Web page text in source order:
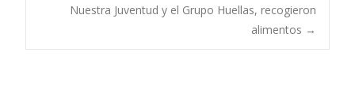
k
n
k
ti
r
navigation
Nuestra Juventud y el Grupo Huellas, recogieron
alimentos →